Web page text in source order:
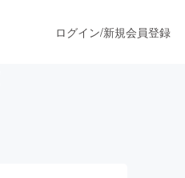
ログイン/新規会員登録